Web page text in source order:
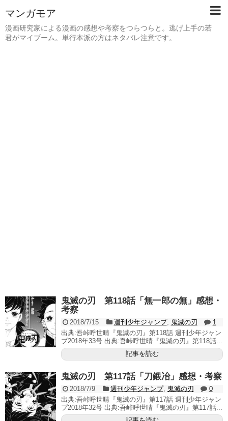
マンガモア
漫画研究家による漫画の感想や考察をつらつらと。逃げ上手の若
君がマイブーム。単行本派の方はネタバレ注意です。
鬼滅の刃 第118話「無一郎の無」感想・
考察
2018/7/15 週刊少年ジャンプ, 鬼滅の刃
1
出典:吾峠呼世晴『鬼滅の刃』第118話 週刊少年ジャン
プ2018年33号 出典:吾峠呼世晴『鬼滅の刃』第118話...
記事を読む
鬼滅の刃 第117話「刀鍛冶」感想・考察
2018/7/9 週刊少年ジャンプ, 鬼滅の刃
0
出典:吾峠呼世晴『鬼滅の刃』第117話 週刊少年ジャン
プ2018年32号 出典:吾峠呼世晴『鬼滅の刃』第117話...